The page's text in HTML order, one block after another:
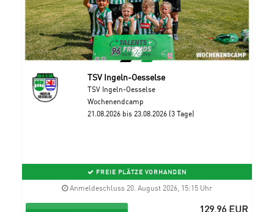
TSV Ingeln-Oesselse
TSV Ingeln-Oesselse
Wochenendcamp
21.08.2026 bis 23.08.2026 (3 Tage)
FREIE PLÄTZE VORHANDEN
Anmeldeschluss 20. August 2026, 15:15 Uhr
129,96 EUR